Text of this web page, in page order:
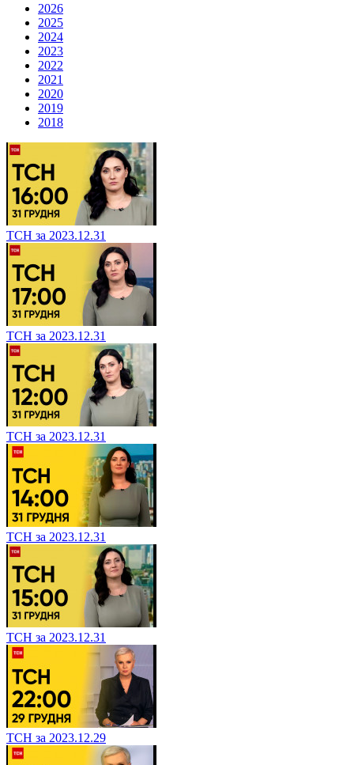
2026
2025
2024
2023
2022
2021
2020
2019
2018
ТСН за 2023.12.31
ТСН за 2023.12.31
ТСН за 2023.12.31
ТСН за 2023.12.31
ТСН за 2023.12.31
ТСН за 2023.12.29